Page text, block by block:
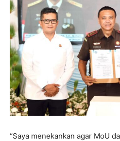
“Saya menekankan agar MoU